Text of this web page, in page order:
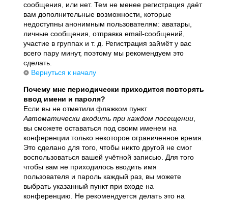
сообщения, или нет. Тем не менее регистрация даёт
вам дополнительные возможности, которые
недоступны анонимным пользователям: аватары,
личные сообщения, отправка email-сообщений,
участие в группах и т. д. Регистрация займёт у вас
всего пару минут, поэтому мы рекомендуем это
сделать.
Вернуться к началу
Почему мне периодически приходится повторять
ввод имени и пароля?
Если вы не отметили флажком пункт
Автоматически входить при каждом посещении
вы сможете оставаться под своим именем на
конференции только некоторое ограниченное время.
Это сделано для того, чтобы никто другой не смог
воспользоваться вашей учётной записью. Для того
чтобы вам не приходилось вводить имя
пользователя и пароль каждый раз, вы можете
выбрать указанный пункт при входе на
конференцию. Не рекомендуется делать это на